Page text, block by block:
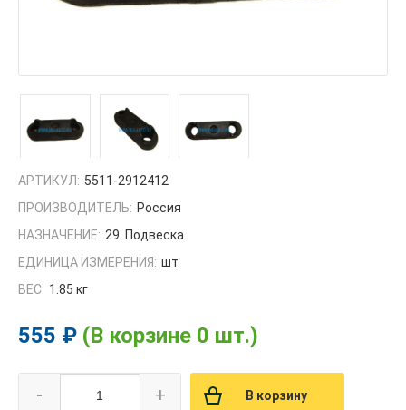
АРТИКУЛ: 5511-2912412
ПРОИЗВОДИТЕЛЬ: Россия
НАЗНАЧЕНИЕ: 29. Подвеска
ЕДИНИЦА ИЗМЕРЕНИЯ: шт
ВЕС: 1.85 кг
555 ₽ (В корзине 0 шт.)
- + В корзину